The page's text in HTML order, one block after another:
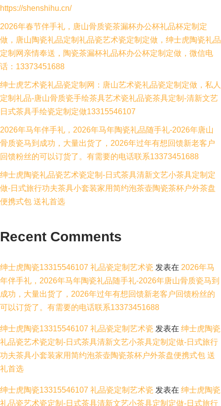
https://shenshihu.cn/
2026年春节伴手礼，唐山骨质瓷茶漏杯办公杯礼品杯定制定
做，唐山陶瓷礼品定制礼品瓷艺术瓷定制定做，绅士虎陶瓷礼品
定制网亲情奉送，陶瓷茶漏杯礼品杯办公杯定制定做，微信电
话：13373451688
绅士虎艺术瓷礼品瓷定制网：唐山艺术瓷礼品瓷定制定做，私人
定制礼品-唐山骨质瓷手绘茶具艺术瓷礼品瓷茶具定制-清新文艺
日式茶具手绘瓷定制定做13315546107
2026年马年伴手礼，2026年马年陶瓷礼品随手礼-2026年唐山
骨质瓷马到成功，大量出货了，2026年过年有想回馈新老客户
回馈粉丝的可以订货了。有需要的电话联系13373451688
绅士虎陶瓷礼品瓷艺术瓷定制-日式茶具清新文艺小茶具定制定
做-日式旅行功夫茶具小套装家用简约泡茶壶陶瓷茶杯户外茶盘
便携式包 送礼首选
Recent Comments
绅士虎陶瓷13315546107 礼品瓷定制艺术瓷 发表在 2026年马
年伴手礼，2026年马年陶瓷礼品随手礼-2026年唐山骨质瓷马到
成功，大量出货了，2026年过年有想回馈新老客户回馈粉丝的
可以订货了。有需要的电话联系13373451688
绅士虎陶瓷13315546107 礼品瓷定制艺术瓷 发表在 绅士虎陶瓷
礼品瓷艺术瓷定制-日式茶具清新文艺小茶具定制定做-日式旅行
功夫茶具小套装家用简约泡茶壶陶瓷茶杯户外茶盘便携式包 送
礼首选
绅士虎陶瓷13315546107 礼品瓷定制艺术瓷 发表在 绅士虎陶瓷
礼品瓷艺术瓷定制-日式茶具清新文艺小茶具定制定做-日式旅行